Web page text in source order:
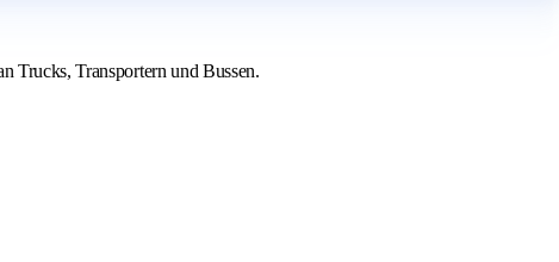
Trucks, Transportern und Bussen.